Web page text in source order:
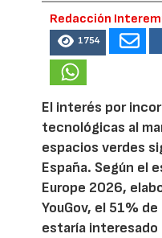
Redacción
1754
El interés por
tecnológicas al
espacios verdes
España. Según el
Europe 2026,
YouGov, el 51%
estaría interesado